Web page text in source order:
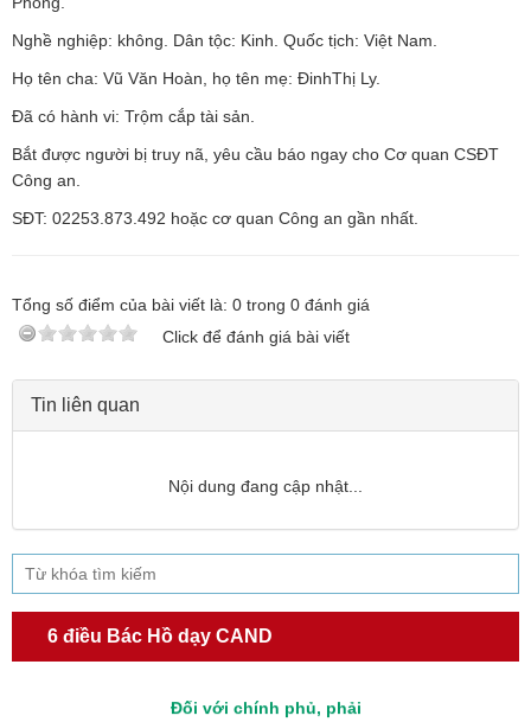
Nghề nghiệp: không. Dân tộc: Kinh. Quốc tịch: Việt Nam.
Họ tên cha: Vũ Văn Hoàn, họ tên mẹ: ĐinhThị Ly.
Đã có hành vi: Trộm cắp tài sản.
Bắt được người bị truy nã, yêu cầu báo ngay cho Cơ quan CSĐT
Công an.
SĐT: 02253.873.492 hoặc cơ quan Công an gần nhất.
Tổng số điểm của bài viết là: 0 trong 0 đánh giá
Click để đánh giá bài viết
Tin liên quan
Nội dung đang cập nhật...
6 điều Bác Hồ dạy CAND
TƯ CÁCH
CẦN, KIỆM, LIÊM, CHÍNH
Đối với đồng sự, phải
THÂN ÁI GIÚP ĐỠ
Đối với chính phủ, phải